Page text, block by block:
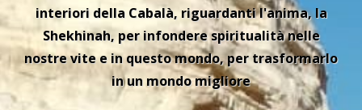
interiori della Cabalà, riguardanti l'anima, la
Shekhinah, per infondere spiritualità nelle
nostre vite e in questo mondo, per trasformarlo
in un mondo migliore